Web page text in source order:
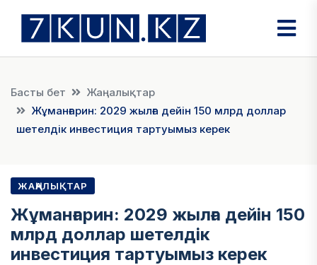
Басты бет
Жаңалықтар
Жұманғарин: 2029 жылға дейін 150 млрд доллар
шетелдік инвестиция тартуымыз керек
ЖАҢАЛЫҚТАР
Жұманғарин: 2029 жылға дейін 150
млрд доллар шетелдік
инвестиция тартуымыз керек